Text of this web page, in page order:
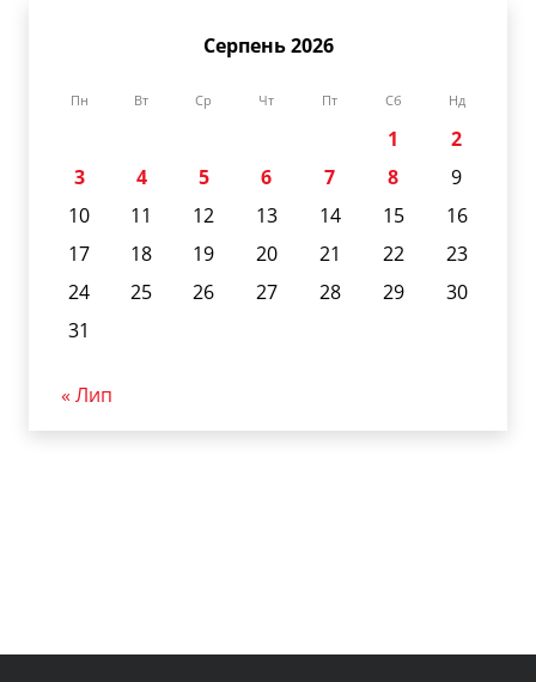
Серпень 2026
Пн Вт Ср Чт Пт Сб Нд
1
2
3
4 5 6 7 8
9
10
11 12 13 14 15
16
17
18 19 20 21 22
23
24
25 26 27 28 29
30
31
« Лип